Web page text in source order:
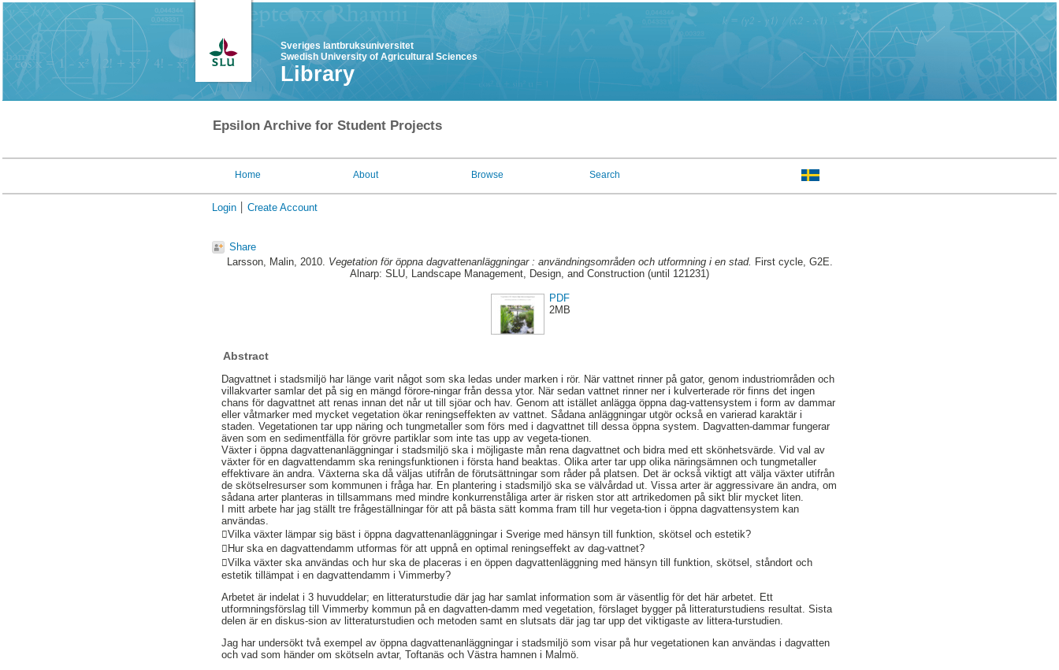
Sveriges lantbruksuniversitet
Swedish University of Agricultural Sciences
Library
Epsilon Archive for Student Projects
Home About Browse Search
Login Create Account
Share
Larsson, Malin, 2010. Vegetation för öppna dagvattenanläggningar : användningsområden och utformning i en stad. First cycle, G2E.
Alnarp: SLU, Landscape Management, Design, and Construction (until 121231)
PDF
2MB
Abstract
Dagvattnet i stadsmiljö har länge varit något som ska ledas under marken i rör. När vattnet rinner på gator, genom industriområden och
villakvarter samlar det på sig en mängd förore-ningar från dessa ytor. När sedan vattnet rinner ner i kulverterade rör finns det ingen
chans för dagvattnet att renas innan det når ut till sjöar och hav. Genom att istället anlägga öppna dag-vattensystem i form av dammar
eller våtmarker med mycket vegetation ökar reningseffekten av vattnet. Sådana anläggningar utgör också en varierad karaktär i
staden. Vegetationen tar upp näring och tungmetaller som förs med i dagvattnet till dessa öppna system. Dagvatten-dammar fungerar
även som en sedimentfälla för grövre partiklar som inte tas upp av vegeta-tionen.
Växter i öppna dagvattenanläggningar i stadsmiljö ska i möjligaste mån rena dagvattnet och bidra med ett skönhetsvärde. Vid val av
växter för en dagvattendamm ska reningsfunktionen i första hand beaktas. Olika arter tar upp olika näringsämnen och tungmetaller
effektivare än andra. Växterna ska då väljas utifrån de förutsättningar som råder på platsen. Det är också viktigt att välja växter utifrån
de skötselresurser som kommunen i fråga har. En plantering i stadsmiljö ska se välvårdad ut. Vissa arter är aggressivare än andra, om
sådana arter planteras in tillsammans med mindre konkurrenståliga arter är risken stor att artrikedomen på sikt blir mycket liten.
I mitt arbete har jag ställt tre frågeställningar för att på bästa sätt komma fram till hur vegeta-tion i öppna dagvattensystem kan
användas.
Vilka växter lämpar sig bäst i öppna dagvattenanläggningar i Sverige med hänsyn till funktion, skötsel och estetik?
Hur ska en dagvattendamm utformas för att uppnå en optimal reningseffekt av dag-vattnet?
Vilka växter ska användas och hur ska de placeras i en öppen dagvattenläggning med hänsyn till funktion, skötsel, ståndort och
estetik tillämpat i en dagvattendamm i Vimmerby?
Arbetet är indelat i 3 huvuddelar; en litteraturstudie där jag har samlat information som är väsentlig för det här arbetet. Ett
utformningsförslag till Vimmerby kommun på en dagvatten-damm med vegetation, förslaget bygger på litteraturstudiens resultat. Sista
delen är en diskus-sion av litteraturstudien och metoden samt en slutsats där jag tar upp det viktigaste av littera-turstudien.
Jag har undersökt två exempel av öppna dagvattenanläggningar i stadsmiljö som visar på hur vegetationen kan användas i dagvatten
och vad som händer om skötseln avtar, Toftanäs och Västra hamnen i Malmö.